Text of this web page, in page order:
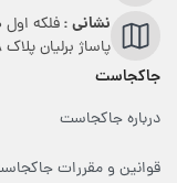
نشانی :فلکه
پاساژ برلیان پلاک ۹۵۸طبقه 3 واحد 3
جاکجاست
درباره جاکجاست
قوانین و مقررات